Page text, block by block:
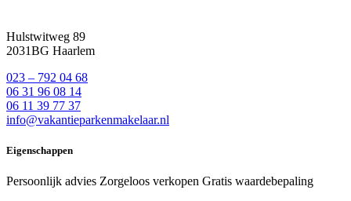
Hulstwitweg 89
2031BG Haarlem
023 – 792 04 68
06 31 96 08 14
06 11 39 77 37
info@vakantieparkenmakelaar.nl
Eigenschappen
Persoonlijk advies Zorgeloos verkopen Gratis waardebepaling